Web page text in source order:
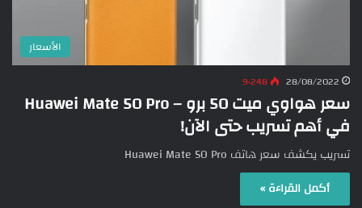
الأسعار
28/08/2022 9٬248
سعر هواوي ميت 50 برو – Huawei Mate 50 Pro
في أهم تسريب حتى الآن!
تسريب يكشف سعر هاتف Huawei Mate 50 Pro
أكمل القراءة »